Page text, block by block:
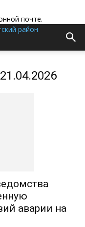
почте.
район
аварии на